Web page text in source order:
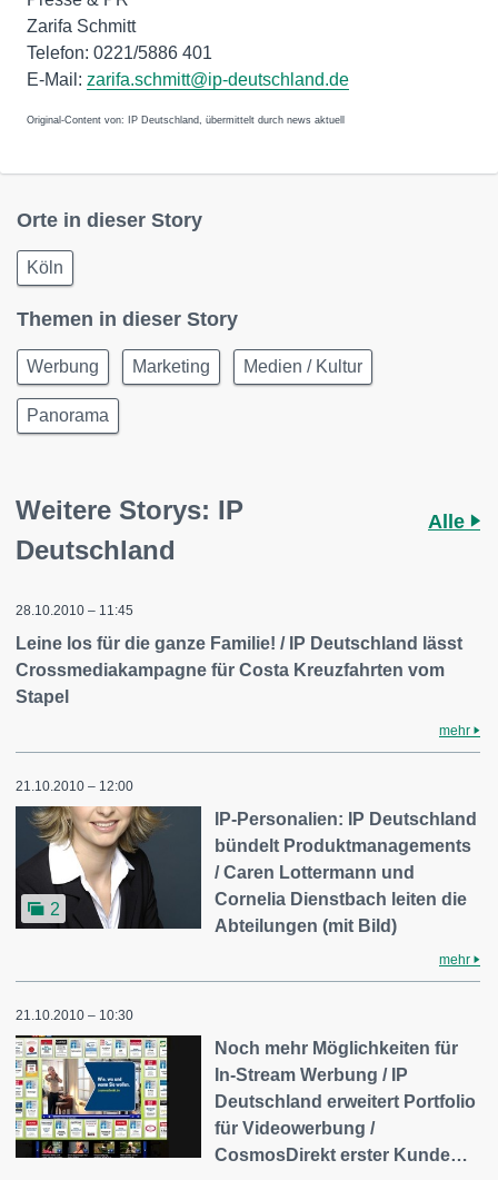
Zarifa Schmitt
Telefon: 0221/5886 401
E-Mail: zarifa.schmitt@ip-deutschland.de
Original-Content von: IP Deutschland, übermittelt durch news aktuell
Orte in dieser Story
Köln
Themen in dieser Story
Werbung Marketing Medien / Kultur
Panorama
Weitere Storys: IP
Deutschland
Alle
28.10.2010 – 11:45
Leine los für die ganze Familie! / IP Deutschland lässt
Crossmediakampagne für Costa Kreuzfahrten vom
Stapel
mehr
21.10.2010 – 12:00
2
IP-Personalien: IP Deutschland
bündelt Produktmanagements
/ Caren Lottermann und
Cornelia Dienstbach leiten die
Abteilungen (mit Bild)
mehr
21.10.2010 – 10:30
Noch mehr Möglichkeiten für
In-Stream Werbung / IP
Deutschland erweitert Portfolio
für Videowerbung /
CosmosDirekt erster Kunde…